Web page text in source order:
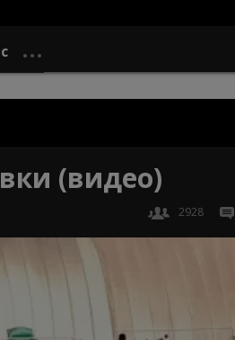
(видео)
2928